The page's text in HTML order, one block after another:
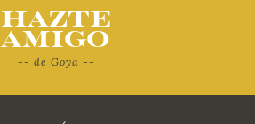
Hazte
Amigo
-- de Goya --